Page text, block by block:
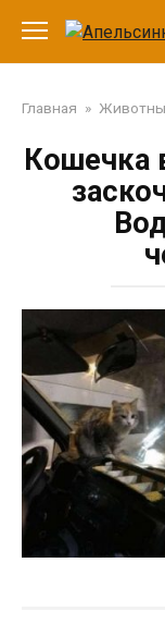
контенту
Главная »
Кошечка